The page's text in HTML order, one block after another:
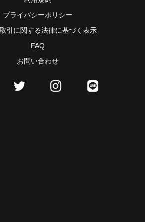
プライバシーポリシー
引に関する法律に基づく表示
FAQ
お問い合わせ